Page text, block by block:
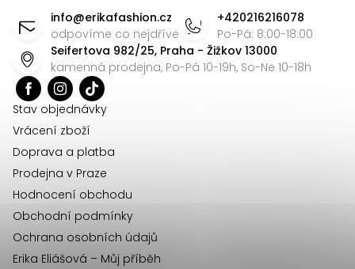
s
u
info@erikafashion.cz
odpovíme co nejdříve
+420216216078
Po-Pá: 8:00-18:00
Seifertova 982/25, Praha - Žižkov 13000
kamenná prodejna, Po-Pá 10-19h, So-Ne 10-18h
Stav objednávky
Vrácení zboží
Doprava a platba
Prodejna v Praze
Hodnocení obchodu
Obchodní podmínky
Ochrana osobních údajů
Erika Eliášová – Můj příběh